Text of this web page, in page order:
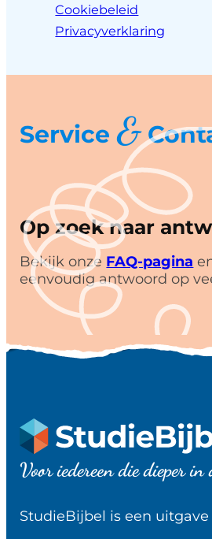
Cookiebeleid
Privacyverklaring
Service&
Op zoek naar
Bekijk onze FAQ-pagina
eenvoudig antwoord op
Voor iedereen die dieper
StudieBijbel is een uitgave